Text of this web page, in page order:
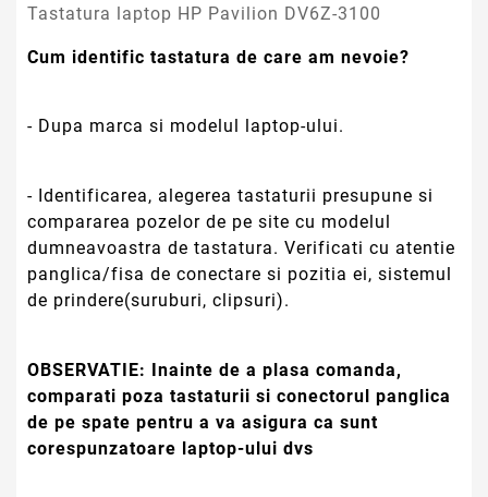
Tastatura laptop HP Pavilion DV6Z-3100
Cum identific tastatura de care am nevoie?
- Dupa marca si modelul laptop-ului.
- Identificarea, alegerea tastaturii presupune si
compararea pozelor de pe site cu modelul
dumneavoastra de tastatura. Verificati cu atentie
panglica/fisa de conectare si pozitia ei, sistemul
de prindere(suruburi, clipsuri).
OBSERVATIE: Inainte de a plasa comanda,
comparati poza tastaturii si conectorul panglica
de pe spate pentru a va asigura ca sunt
corespunzatoare laptop-ului dvs